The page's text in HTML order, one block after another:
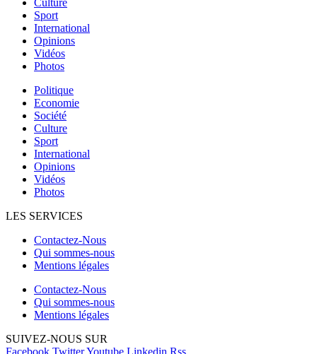
Culture
Sport
International
Opinions
Vidéos
Photos
Politique
Economie
Société
Culture
Sport
International
Opinions
Vidéos
Photos
LES SERVICES
Contactez-Nous
Qui sommes-nous
Mentions légales
Contactez-Nous
Qui sommes-nous
Mentions légales
SUIVEZ-NOUS SUR
Facebook TwitterYoutube Linkedin Rss